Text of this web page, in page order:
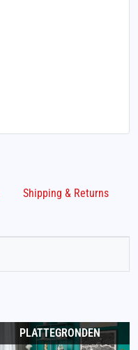
Shipping & Returns
PLATTEGRONDEN